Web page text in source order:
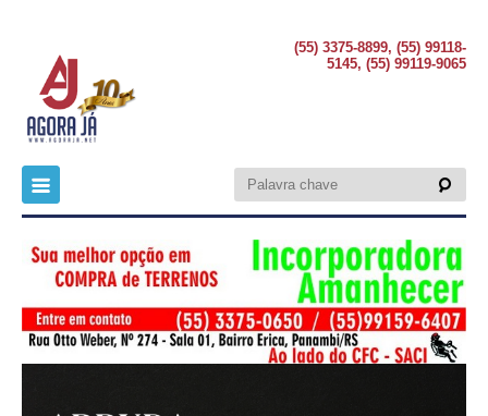
(55) 3375-8899, (55) 99118-
5145, (55) 99119-9065